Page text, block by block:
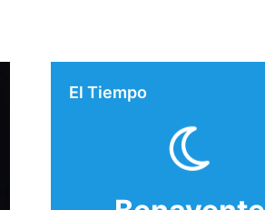
El Tiempo